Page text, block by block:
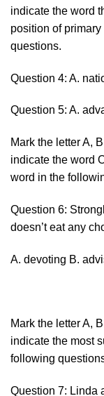
indicate the word
position of
questions.
Question 4: A.
Question 5: A.
Mark the letter A,
indicate the word
word in the
Question 6:
doesn’t eat any
A. devoting B.
Mark the letter A,
indicate the most
following
Question 7: Linda